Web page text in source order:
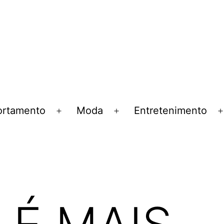
Abrir
Moda
Abrir
Entretenimento